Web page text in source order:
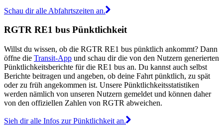
Schau dir alle Abfahrtszeiten an.
RGTR RE1 bus Pünktlichkeit
Willst du wissen, ob die RGTR RE1 bus pünktlich ankommt? Dann
öffne die Transit-App und schau dir die von den Nutzern generierten
Pünktlichkeitsberichte für die RE1 bus an. Du kannst auch selbst
Berichte beitragen und angeben, ob deine Fahrt pünktlich, zu spät
oder zu früh angekommen ist. Unsere Pünktlichkeitsstatistiken
werden nämlich von unseren Nutzern gemeldet und können daher
von den offiziellen Zahlen von RGTR abweichen.
Sieh dir alle Infos zur Pünktlichkeit an.